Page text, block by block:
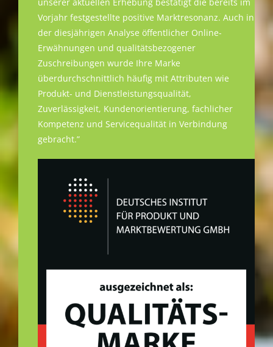
Vorjahr festgestellte positive Marktresonanz. Auch in
der diesjährigen Analyse öffentlicher Online-
Erwähnungen und qualitätsbezogener
Zuschreibungen wurde Ihre Marke
überdurchschnittlich häufig mit Attributen wie
Produkt- und Dienstleistungsqualität,
Zuverlässigkeit, Kundenorientierung, fachlicher
Kompetenz und Servicequalität in Verbindung
gebracht.”